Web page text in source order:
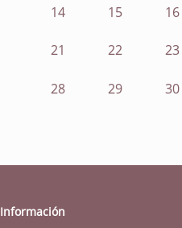
14 15 16
21 22 23
28 29 30
Información